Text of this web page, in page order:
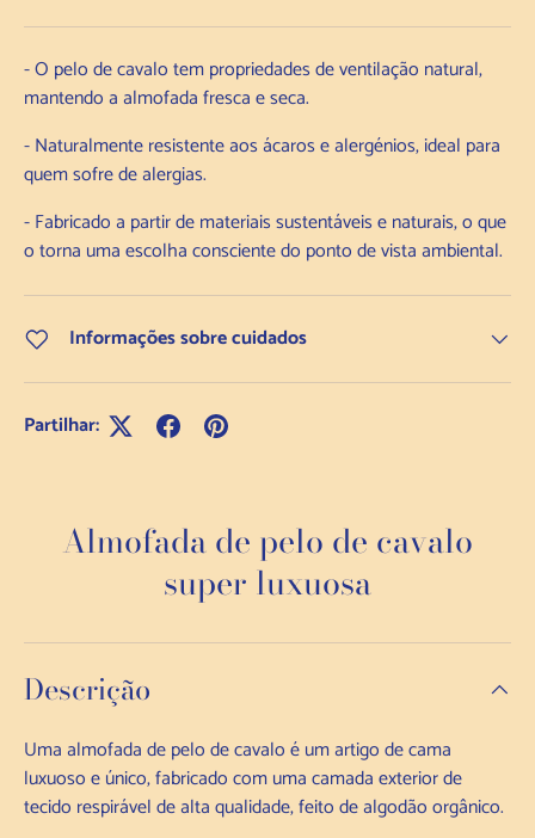
- O pelo de cavalo tem propriedades de ventilação natural,
mantendo a almofada fresca e seca.
- Naturalmente resistente aos ácaros e alergénios, ideal para
quem sofre de alergias.
- Fabricado a partir de materiais sustentáveis e naturais, o que
o torna uma escolha consciente do ponto de vista ambiental.
Informações sobre cuidados
Partilhar:
Almofada de pelo de cavalo
super luxuosa
Descrição
Uma almofada de pelo de cavalo é um artigo de cama
luxuoso e único, fabricado com uma camada exterior de
tecido respirável de alta qualidade, feito de algodão orgânico.